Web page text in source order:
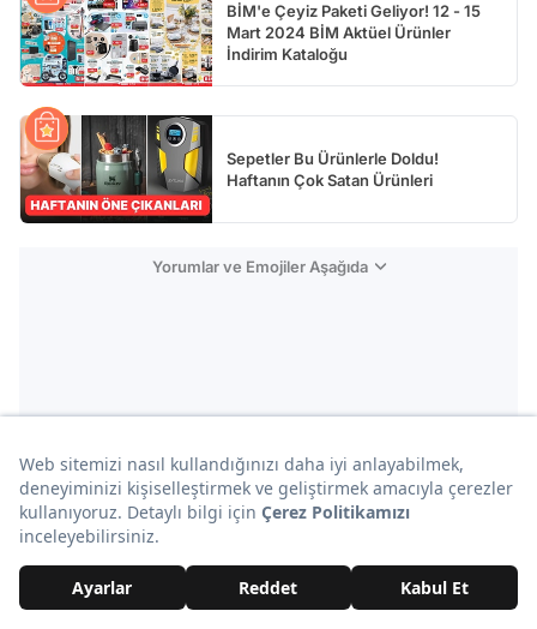
BİM'e Çeyiz Paketi Geliyor! 12 - 15
Mart 2024 BİM Aktüel Ürünler
İndirim Kataloğu
Sepetler Bu Ürünlerle Doldu!
Haftanın Çok Satan Ürünleri
Yorumlar ve Emojiler Aşağıda
Onedio Editörü